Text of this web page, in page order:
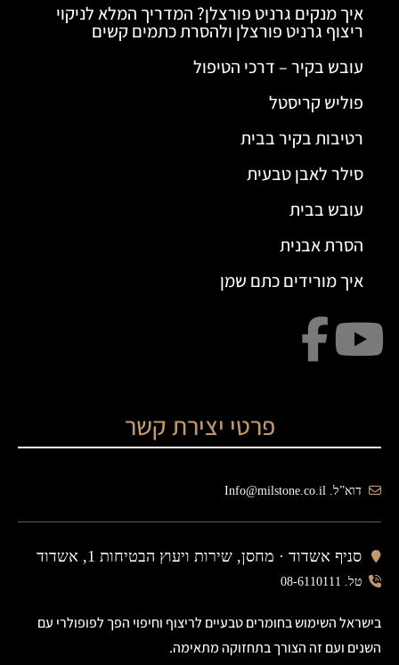
איך מנקים גרניט פורצלן? המדריך המלא לניקוי
ריצוף גרניט פורצלן ולהסרת כתמים קשים
עובש בקיר – דרכי הטיפול
פוליש קריסטל
רטיבות בקיר בבית
סילר לאבן טבעית
עובש בבית
הסרת אבנית
איך מורידים כתם שמן
פרטי יצירת קשר
דוא”ל. Info@milstone.co.il
סניף אשדוד · מחסן, שירות ויעוץ הבטיחות 1, אשדוד
טל. 08-6110111
בישראל השימוש בחומרים טבעיים לריצוף וחיפוי הפך לפופולרי עם
השנים ועם זה הצורך בתחזוקה מתאימה.